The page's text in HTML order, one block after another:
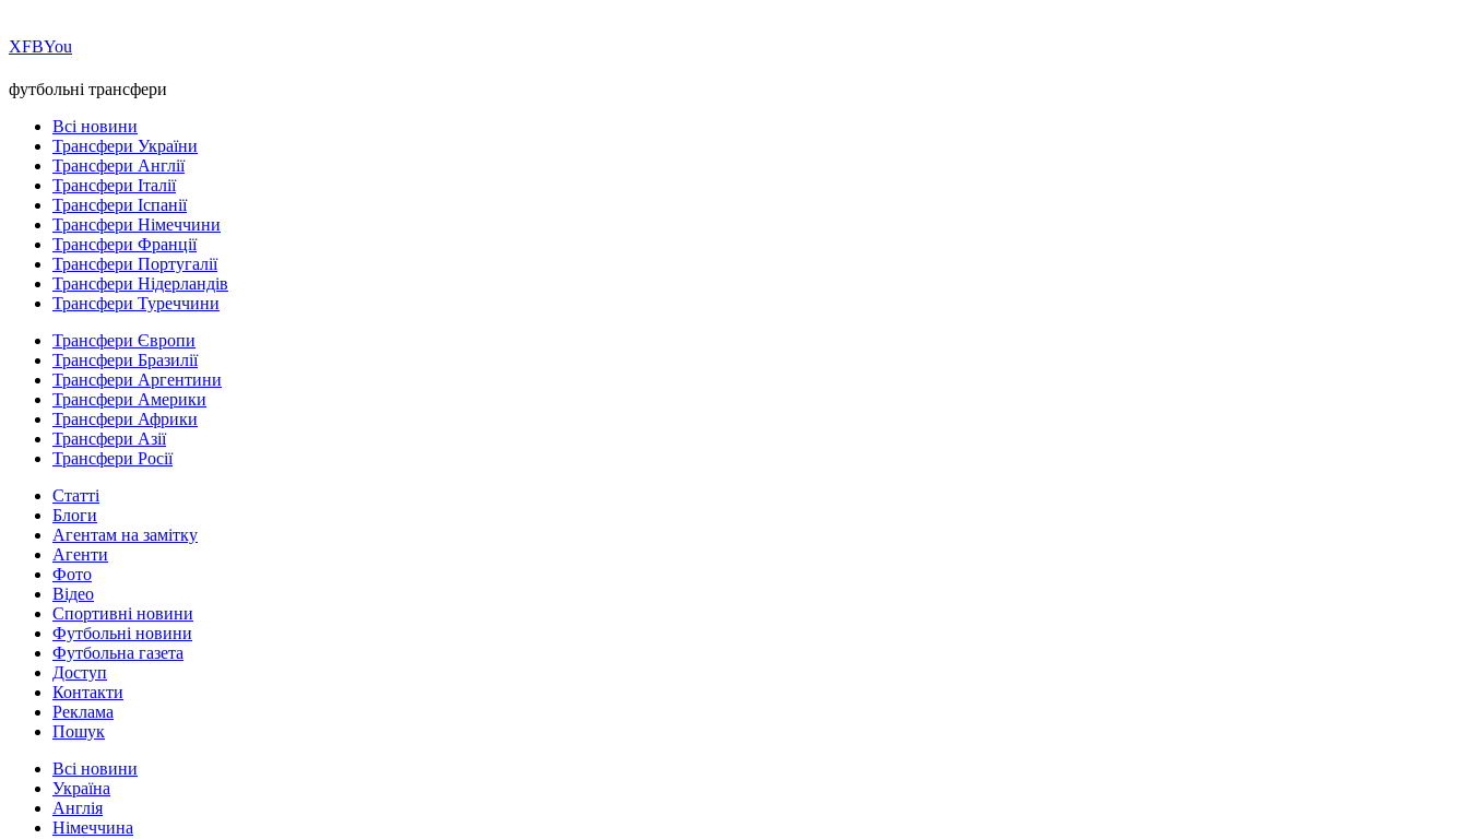
ХFBYou
футбольні трансфери
Всі новини
Трансфери України
Трансфери Англії
Трансфери Італії
Трансфери Іспанії
Трансфери Німеччини
Трансфери Франції
Трансфери Португалії
Трансфери Нідерландів
Трансфери Туреччини
Трансфери Європи
Трансфери Бразилії
Трансфери Аргентини
Трансфери Америки
Трансфери Африки
Трансфери Азії
Трансфери Росії
Статті
Блоги
Агентам на замітку
Агенти
Фото
Відео
Спортивні новини
Футбольні новини
Футбольна газета
Доступ
Контакти
Реклама
Пошук
Всі новини
Україна
Англія
Німеччина